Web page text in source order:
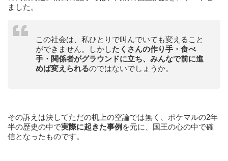
ました。
この社会は、私ひとりで叫んでいても変えること
ができません。しかしたくさんの作り手・食べ
手・関係者がグラウンドに立ち、みんなで前に進
めば変えられるのではないでしょうか。
その訴えは決してただの机上の空論では無く、ポケマルの2年
半の歴史の中で実際に起きた事例 を元に、国王の心の中で確
信となったものです。